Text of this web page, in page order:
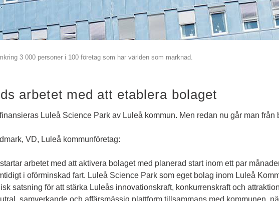
3 000 personer i 100 företag som har världen som marknad.
arbetet med att etablera bolaget
Luleå Science Park av Luleå kommun. Men redan nu går man från
VD, Luleå kommunföretag:
arbetet med att aktivera bolaget med planerad start inom ett par
i oförminskad fart. Luleå Science Park som eget bolag inom Luleå
satsning för att stärka Luleås innovationskraft, konkurrenskraft och